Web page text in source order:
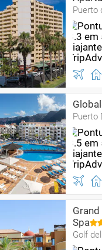
Puerto
Puerto
Spa
Golf